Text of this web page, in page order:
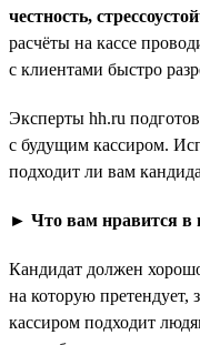
честность,
расчёты на кассе
с клиентами быстро
Эксперты hh.ru
с будущим кассиром.
подходит ли вам
► Что вам нравится в
Кандидат должен хорошо
на которую претендует,
кассиром подходит